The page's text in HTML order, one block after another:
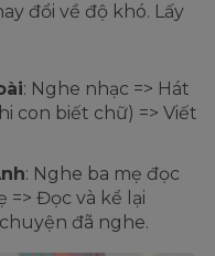
đổi về độ khó. Lấy
: Nghe nhạc => Hát
con biết chữ) => Viết
: Nghe ba mẹ đọc
=> Đọc và kể lại
đã nghe.